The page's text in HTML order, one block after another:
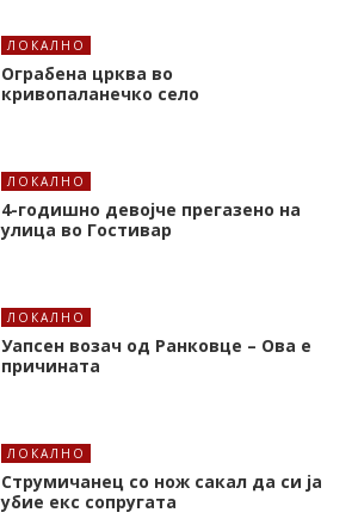
ЛОКАЛНО
Ограбена црква во
кривопаланечко село
ЛОКАЛНО
4-годишно девојче прегазено на
улица во Гостивар
ЛОКАЛНО
Уапсен возач од Ранковце – Ова е
причината
ЛОКАЛНО
Струмичанец со нож сакал да си ја
убие екс сопругата